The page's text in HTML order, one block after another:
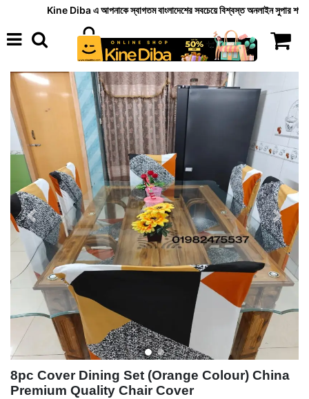
Kine Diba এ আপনাকে স্বাগতম বাংলাদেশের সবচেয়ে বিশ্বস্ত অনলাইন সুপার শপ,
Previous Next
8pc Cover Dining Set (Orange Colour) China
Premium Quality Chair Cover